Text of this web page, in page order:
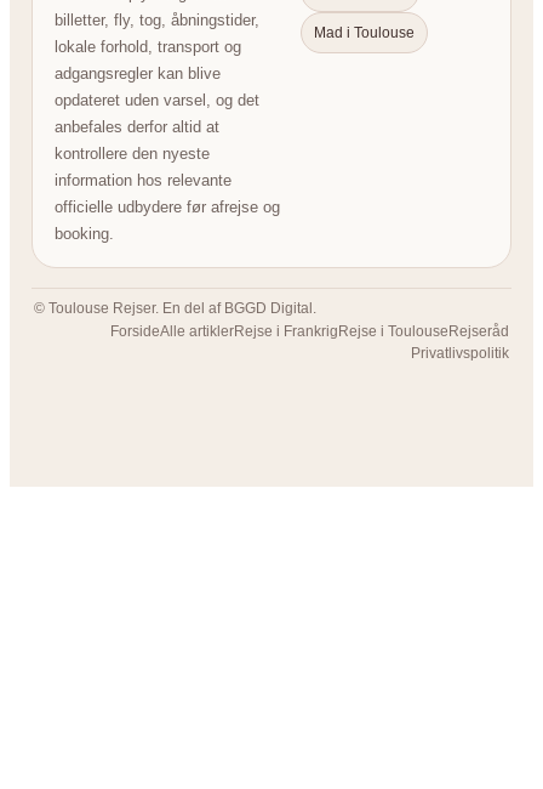
billetter, fly, tog, åbningstider,
lokale forhold, transport og
adgangsregler kan blive
opdateret uden varsel, og det
anbefales derfor altid at
kontrollere den nyeste
information hos relevante
officielle udbydere før afrejse og
booking.
Mad i Toulouse
© Toulouse Rejser. En del af BGGD Digital.
ForsideAlle artiklerRejse i Frankrig Rejse i Toulouse Rejseråd
Privatlivspolitik